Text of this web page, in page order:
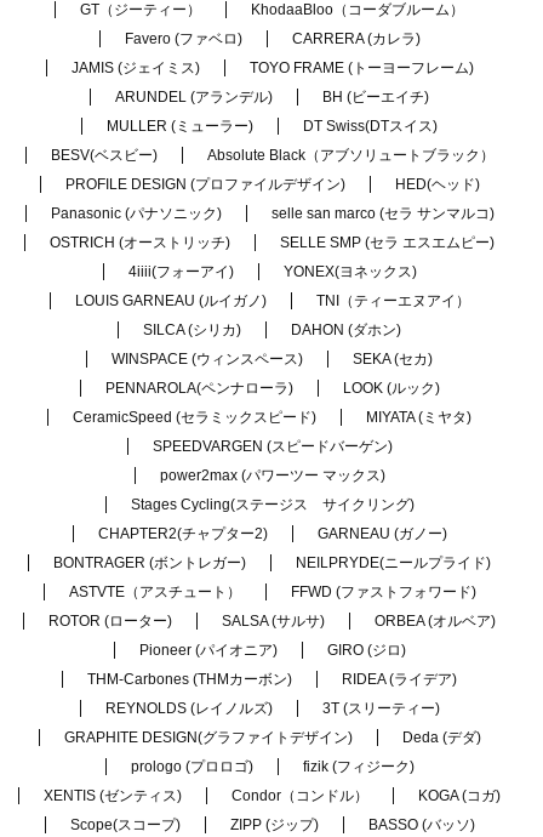
GT（ジーティー）
KhodaaBloo（コーダブルーム）
Favero (ファベロ)
CARRERA (カレラ)
JAMIS (ジェイミス)
TOYO FRAME (トーヨーフレーム)
ARUNDEL (アランデル)
BH (ビーエイチ)
MULLER (ミューラー)
DT Swiss(DTスイス)
BESV(ベスビー)
Absolute Black（アブソリュートブラック）
PROFILE DESIGN (プロファイルデザイン)
HED(ヘッド)
Panasonic (パナソニック)
selle san marco (セラ サンマルコ)
OSTRICH (オーストリッチ)
SELLE SMP (セラ エスエムピー)
4iiii(フォーアイ)
YONEX(ヨネックス)
LOUIS GARNEAU (ルイガノ)
TNI（ティーエヌアイ）
SILCA (シリカ)
DAHON (ダホン)
WINSPACE (ウィンスペース)
SEKA (セカ)
PENNAROLA(ペンナローラ)
LOOK (ルック)
CeramicSpeed (セラミックスピード)
MIYATA (ミヤタ)
SPEEDVARGEN (スピードバーゲン)
power2max (パワーツー マックス)
Stages Cycling(ステージス サイクリング)
CHAPTER2(チャプター2)
GARNEAU (ガノー)
BONTRAGER (ボントレガー)
NEILPRYDE(ニールプライド)
ASTVTE（アスチュート）
FFWD (ファストフォワード)
ROTOR (ローター)
SALSA (サルサ)
ORBEA (オルベア)
Pioneer (パイオニア)
GIRO (ジロ)
THM-Carbones (THMカーボン)
RIDEA (ライデア)
REYNOLDS (レイノルズ)
3T (スリーティー)
GRAPHITE DESIGN(グラファイトデザイン)
Deda (デダ)
prologo (プロロゴ)
fizik (フィジーク)
XENTIS (ゼンティス)
Condor（コンドル）
KOGA (コガ)
Scope(スコープ)
ZIPP (ジップ)
BASSO (バッソ)